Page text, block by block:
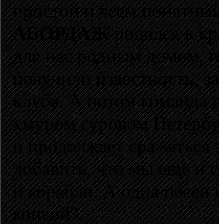
простой и всем
АБОРДАЖродился в
для нас родным домом,
получили известность,
клуба. А потом команда
хмуром суровом
и продолжает
добавить, что мы еще и
и корабли. А одна
конвой".